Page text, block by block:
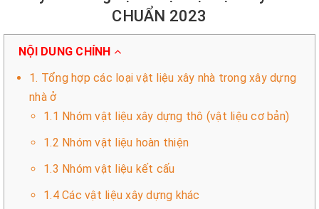
CHUẨN 2023
NỘI DUNG CHÍNH
1. Tổng hợp các loại vật liệu xây nhà trong xây dựng
nhà ở
1.1 Nhóm vật liệu xây dựng thô (vật liệu cơ bản)
1.2 Nhóm vật liệu hoàn thiện
1.3 Nhóm vật liệu kết cấu
1.4 Các vật liệu xây dựng khác